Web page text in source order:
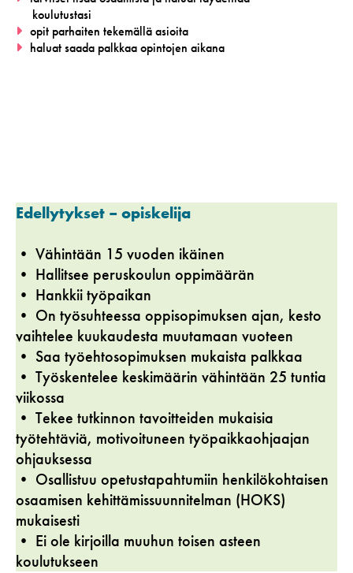
koulutustasi
opit parhaiten tekemällä asioita
haluat saada palkkaa opintojen aikana
Edellytykset – opiskelija
• Vähintään 15 vuoden ikäinen
• Hallitsee peruskoulun oppimäärän
• Hankkii työpaikan
• On työsuhteessa oppisopimuksen ajan, kesto
vaihtelee kuukaudesta muutamaan vuoteen
• Saa työehtosopimuksen mukaista palkkaa
• Työskentelee keskimäärin vähintään 25 tuntia
viikossa
• Tekee tutkinnon tavoitteiden mukaisia
työtehtäviä, motivoituneen työpaikkaohjaajan
ohjauksessa
• Osallistuu opetustapahtumiin henkilökohtaisen
osaamisen kehittämissuunnitelman (HOKS)
mukaisesti
• Ei ole kirjoilla muuhun toisen asteen
koulutukseen